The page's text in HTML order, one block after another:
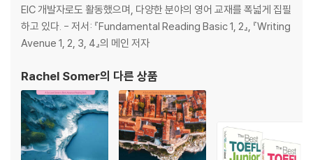
EIC 개발자로도 활동했으며, 다양한 분야의 영어 교재를 폭넓게 집필
하고 있다. - 저서: 『Fundamental Reading Basic 1, 2』, 『Writing
Avenue 1, 2, 3, 4』의 메인 저자
Rachel Somer의 다른 상품